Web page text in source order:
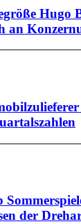
Hugo
an
der